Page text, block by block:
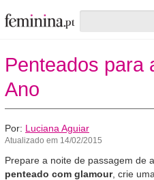
Penteados para
Ano
Por: Luciana Aguiar
Atualizado em 14/02/2015
Prepare a noite de passagem de
penteado com glamour, crie uma